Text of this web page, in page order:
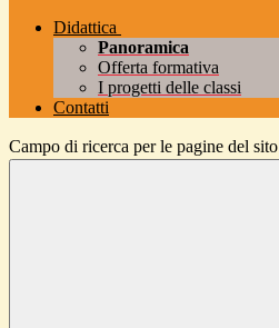
Didattica
Panoramica
Offerta formativa
I progetti delle classi
Contatti
Campo di ricerca per le pagine del sito